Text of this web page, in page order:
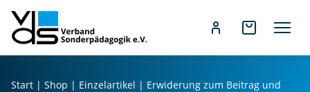
Start | Shop | Einzelartikel | Erwiderung zum Beitrag und